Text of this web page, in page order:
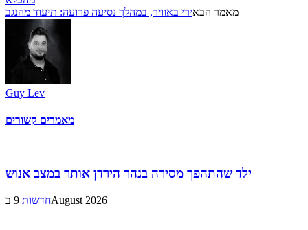
מאמר הבאירי באוויר, במהלך נסיעה פרועה: תיעוד מהנגב
Guy Lev
מאמרים קשורים
ילד שהתהפך מסירה בנהר הירדן אותר במצב אנוש
חדשות9 בAugust 2026